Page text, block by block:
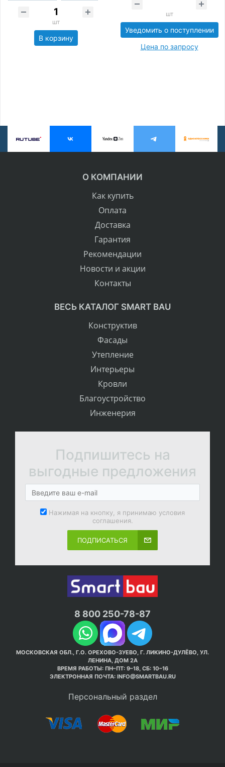
шт
В корзину
шт
Уведомить о поступлении
Цена по запросу
О КОМПАНИИ
Как купить
Оплата
Доставка
Гарантия
Рекомендации
Новости и акции
Контакты
ВЕСЬ КАТАЛОГ SMART BAU
Конструктив
Фасады
Утепление
Интерьеры
Кровли
Благоустройство
Инженерия
Подпишитесь на
выгодные предложения
Нажимая на кнопку, я принимаю условия
соглашения.
ПОДПИСАТЬСЯ
8 800 250-78-87
МОСКОВСКАЯ ОБЛ., Г.О. ОРЕХОВО-ЗУЕВО, Г. ЛИКИНО-ДУЛЁВО, УЛ.
ЛЕНИНА, ДОМ 2А
ВРЕМЯ РАБОТЫ: ПН–ПТ: 9–18, СБ: 10–16
ЭЛЕКТРОННАЯ ПОЧТА: INFO@SMARTBAU.RU
Персональный раздел